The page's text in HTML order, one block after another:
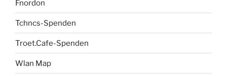
Fnordon
Tchncs-Spenden
Troet.Cafe-Spenden
Wlan Map